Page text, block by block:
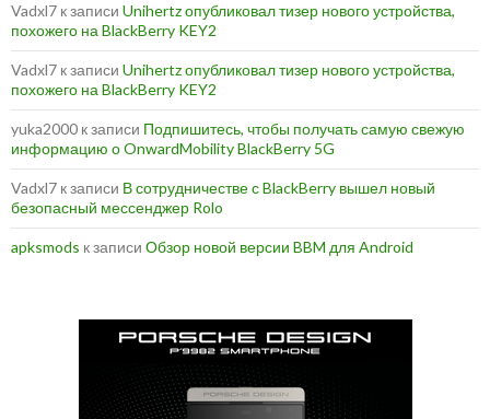
Vadxl7 к записи Unihertz опубликовал тизер нового устройства,
похожего на BlackBerry KEY2
Vadxl7 к записи Unihertz опубликовал тизер нового устройства,
похожего на BlackBerry KEY2
yuka2000 к записи Подпишитесь, чтобы получать самую свежую
информацию о OnwardMobility BlackBerry 5G
Vadxl7 к записи В сотрудничестве с BlackBerry вышел новый
безопасный мессенджер Rolo
apksmods к записи Обзор новой версии BBM для Android